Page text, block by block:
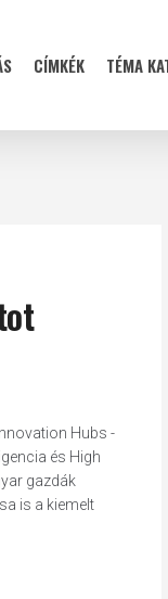
CÍMKÉK TÉMA
Hubs -
és High
gazdák
is a kiemelt